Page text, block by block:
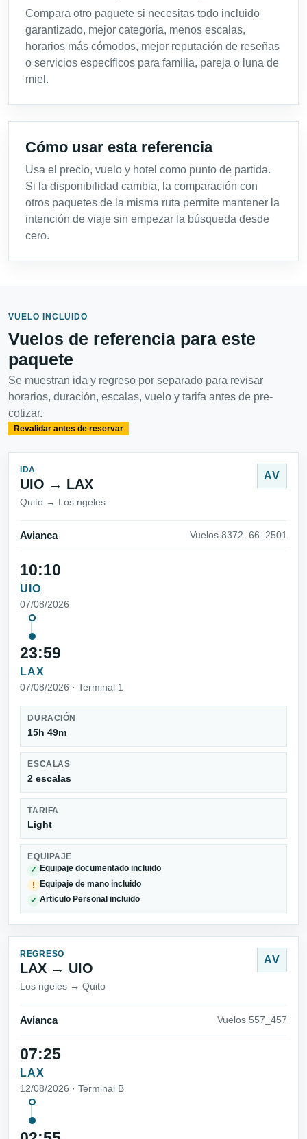
Compara otro paquete si necesitas todo incluido
garantizado, mejor categoría, menos escalas,
horarios más cómodos, mejor reputación de reseñas
o servicios específicos para familia, pareja o luna de
miel.
Cómo usar esta referencia
Usa el precio, vuelo y hotel como punto de partida.
Si la disponibilidad cambia, la comparación con
otros paquetes de la misma ruta permite mantener la
intención de viaje sin empezar la búsqueda desde
cero.
VUELO INCLUIDO
Vuelos de referencia para este
paquete
Se muestran ida y regreso por separado para revisar
horarios, duración, escalas, vuelo y tarifa antes de pre-
cotizar.
Revalidar antes de reservar
IDA
UIO → LAX
Quito → Los ngeles
AV
Avianca Vuelos 8372_66_2501
10:10
UIO
07/08/2026
23:59
LAX
07/08/2026 · Terminal 1
DURACIÓN
15h 49m
ESCALAS
2 escalas
TARIFA
Light
EQUIPAJE
✓ Equipaje documentado incluido
! Equipaje de mano incluido
✓ Articulo Personal incluido
REGRESO
LAX → UIO
Los ngeles → Quito
AV
Avianca Vuelos 557_457
07:25
LAX
12/08/2026 · Terminal B